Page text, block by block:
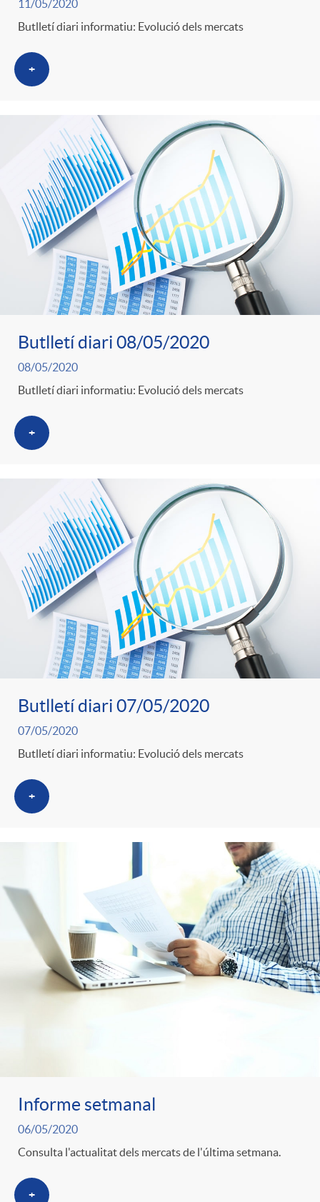
11/05/2020
Butlletí diari informatiu: Evolució dels mercats
+
Butlletí diari 08/05/2020
08/05/2020
Butlletí diari informatiu: Evolució dels mercats
+
Butlletí diari 07/05/2020
07/05/2020
Butlletí diari informatiu: Evolució dels mercats
+
Informe setmanal
06/05/2020
Consulta l'actualitat dels mercats de l'última setmana.
+